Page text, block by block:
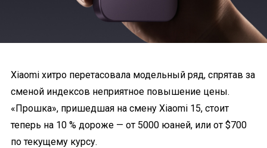
Xiaomi хитро перетасовала модельный ряд, спрятав за
сменой индексов неприятное повышение цены.
«Прошка», пришедшая на смену Xiaomi 15, стоит
теперь на 10 % дороже — от 5000 юаней, или от $700
по текущему курсу.